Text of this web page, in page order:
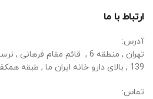
ارتباط با ما
آدرس:
تهران , منطقه 6 , قائم مقام
139 , بالای دارو خانه ایران ما , طبقه همکف، واحد 2
تماس: